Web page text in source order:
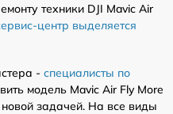
техники DJI Mavic Air
центр выделяется
- специалисты по
модель Mavic Air Fly More
задачей. На все виды